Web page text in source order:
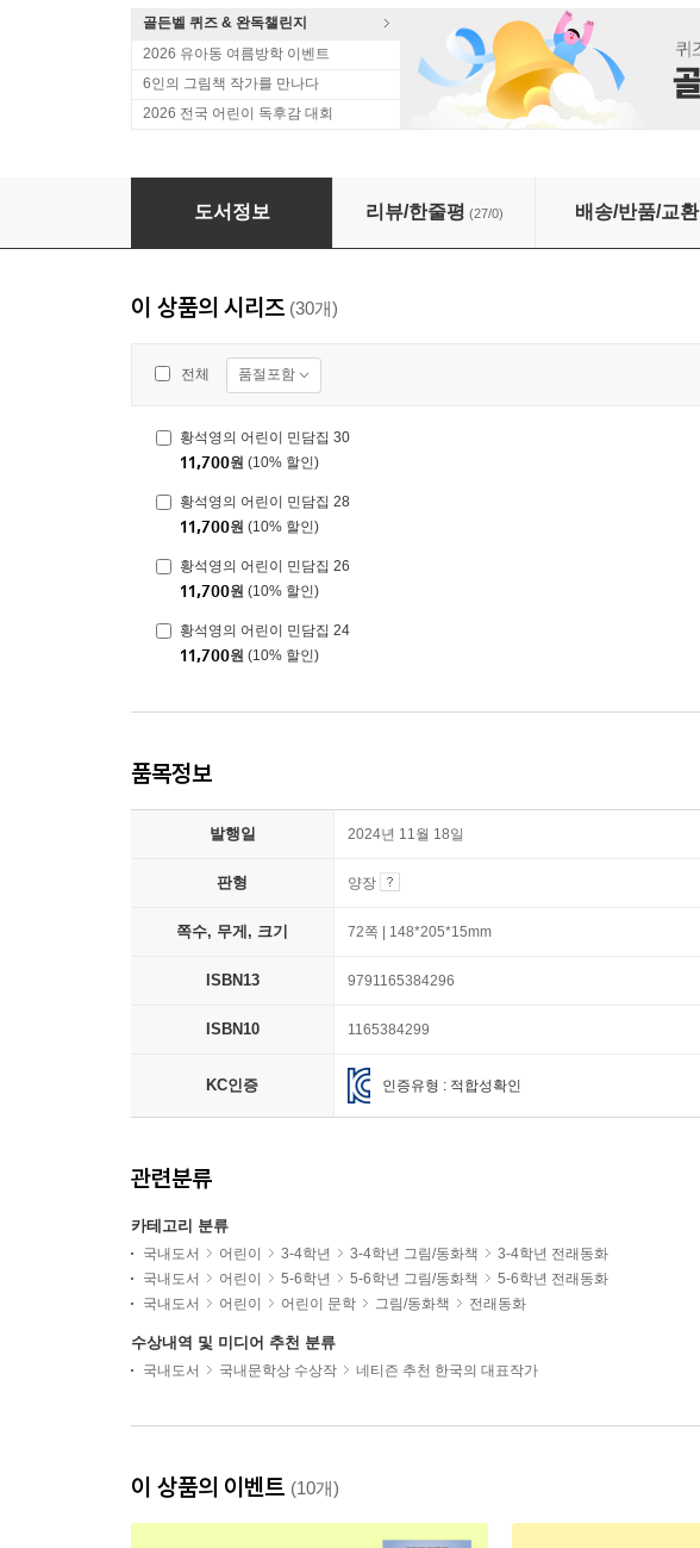
골든벨 퀴즈 & 완독챌린지
2026 유아동 여름방학 이벤트
6인의 그림책 작가를 만나다
2026 전국 어린이 독후감 대회
황석영의 어린이 민담집 22
도서정보 리뷰/한줄평 (27/0) 배송/반품/교환
이 상품의 시리즈 (30개)
전체 품절포함
황석영의 어린이 민담집 30
11,700원 (10% 할인)
황석영의 어린이 민담집 28
11,700원 (10% 할인)
황석영의 어린이 민담집 26
11,700원 (10% 할인)
황석영의 어린이 민담집 24
11,700원 (10% 할인)
품목정보
발행일 2024년 11월 18일
판형 양장
쪽수, 무게, 크기 72쪽 | 148*205*15mm
ISBN13 9791165384296
ISBN10 1165384299
KC인증 인증유형 : 적합성확인
관련분류
카테고리 분류
국내도서 어린이 3-4학년 3-4학년 그림/동화책
3-4학년 전래동화
국내도서
어린이 5-6학년 5-6학년 그림/동화책
5-6학년 전래동화
국내도서
어린이 어린이 문학 그림/동화책 전래동화
수상내역 및 미디어 추천 분류
국내도서 국내문학상 수상작 네티즌 추천 한국의 대표작가
이 상품의 이벤트 (10개)